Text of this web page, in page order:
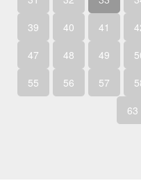
39
40 41
47
48 49
55
56 57
63